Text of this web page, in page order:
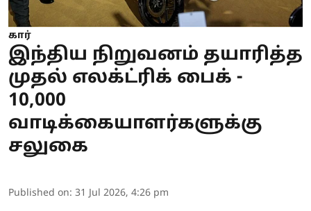
கார்
இந்திய நிறுவனம் தயாரித்த
முதல் எலக்ட்ரிக் பைக் -
10,000
வாடிக்கையாளர்களுக்கு
சலுகை
Published on: 31 Jul 2026, 4:26 pm